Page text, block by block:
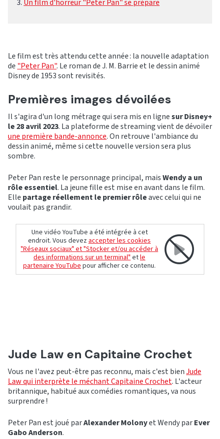
Un film d'horreur "Peter Pan" se prépare
Le film est très attendu cette année : la nouvelle adaptation
de "Peter Pan". Le roman de J. M. Barrie et le dessin animé
Disney de 1953 sont revisités.
Premières images dévoilées
Il s'agira d'un long métrage qui sera mis en lignesur Disney+
le 28 avril 2023. La plateforme de streaming vient de dévoiler
une première bande-annonce. On retrouve l'ambiance du
dessin animé, même si cette nouvelle version sera plus
sombre.
Peter Pan reste le personnage principal, maisWendy a un
rôle essentiel. La jeune fille est mise en avant dans le film.
Elle partage réellement le premier rôleavec celui qui ne
voulait pas grandir.
Une vidéo YouTube a été intégrée à cet
endroit. Vous devezaccepter les cookies
"Réseaux sociaux" et "Stocker et/ou accéder à
des informations sur un terminal"etle
partenaire YouTubepour afficher ce contenu.
Jude Law en Capitaine Crochet
Vous ne l'avez peut-être pas reconnu, mais c'est bienJude
Law qui interprète le méchant Capitaine Crochet. L'acteur
britannique, habitué aux comédies romantiques, va nous
surprendre !
Peter Pan est joué parAlexander Molonyet Wendy parEver
Gabo Anderson.